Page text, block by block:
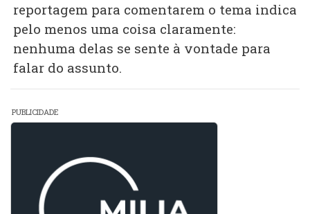
reportagem para comentarem o tema indica
pelo menos uma coisa claramente:
nenhuma delas se sente à vontade para
falar do assunto.
PUBLICIDADE